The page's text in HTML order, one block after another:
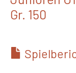
Gr. 150